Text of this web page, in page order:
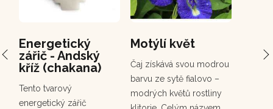
Energetický
zářič - Andský
kříž (chakana)
Tento tvarový
energetický zářič
Motýlí květ
Čaj získává svou modrou
barvu ze sytě fialovo –
modrých květů rostliny